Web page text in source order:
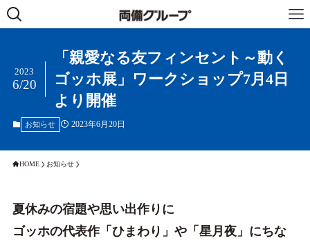
「親愛なる友フィンセント～動く
ゴッホ展」ワークショップ7月4日
より開催
2023
6/20
お知らせ 2023年6月20日
HOME お知らせ
夏休みの宿題や思い出作りに
ゴッホの代表作「ひまわり」や「星月夜」にちな